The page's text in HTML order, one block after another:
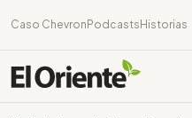
Caso Chevron Podcasts Historias